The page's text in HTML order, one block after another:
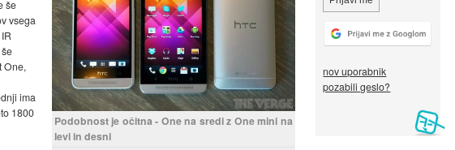
nov uporabnik
pozabili geslo?
Podobnost je očitna - One na sredi z One mini na
levi in desni
še
vsega
One,
ima
1800